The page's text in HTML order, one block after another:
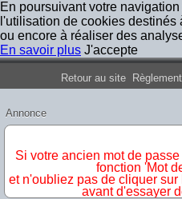
En poursuivant votre
l'utilisation de cookies
ou encore à réaliser des
En savoir plus J'accepte
Forum Iron
Retour au site Règlement
Annonce
Si votre ancien mot de
fonction 'Mot
et n'oubliez pas de cliquer
avant d'essayer